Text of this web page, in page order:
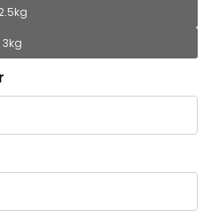
2.5kg
3kg